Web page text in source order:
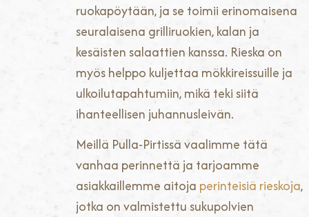
ruokapöytään, ja se toimii erinomaisena
seuralaisena grilliruokien, kalan ja
kesäisten salaattien kanssa. Rieska on
myös helppo kuljettaa mökkireissuille ja
ulkoilutapahtumiin, mikä teki siitä
ihanteellisen juhannusleivän.
Meillä Pulla-Pirtissä vaalimme tätä
vanhaa perinnettä ja tarjoamme
asiakkaillemme aitoja perinteisiä rieskoja,
jotka on valmistettu sukupolvien